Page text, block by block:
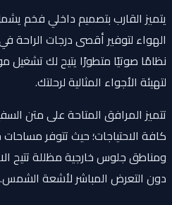
يتميز القارب بتصميم داخلي فخم
الهواء لتوفير أقصى درجات الراحة في
نظامًا صوتيًا متطورًا يتيح لك تشغيل
لتهيئة الأجواء المثالية لرحلتك.
تتميز المرافق المتاحة على متن
كافة الاحتياجات؛ حيث تتوفر
ومناطق جلوس خارجية مظللة تتيح
دون التعرض المباشر لأشعة الشمس.